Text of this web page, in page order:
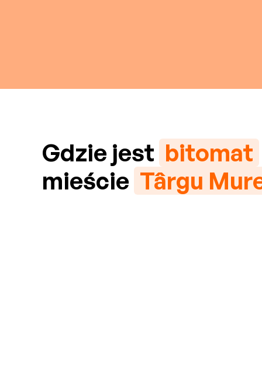
Gdzie jest bitomat
mieście Târgu